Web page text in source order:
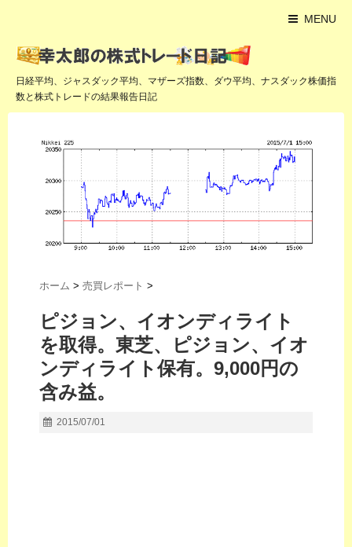
MENU
日経平均、ジャスダック平均、マザーズ指数、ダウ平均、ナスダック株価指
数と株式トレードの結果報告日記
ホーム > 売買レポート >
ピジョン、イオンディライト
を取得。東芝、ピジョン、イオ
ンディライト保有。9,000円の
含み益。
2015/07/01